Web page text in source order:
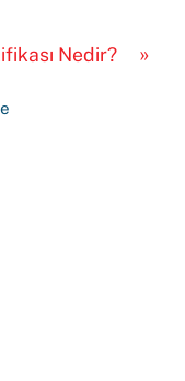
»
Nedir?